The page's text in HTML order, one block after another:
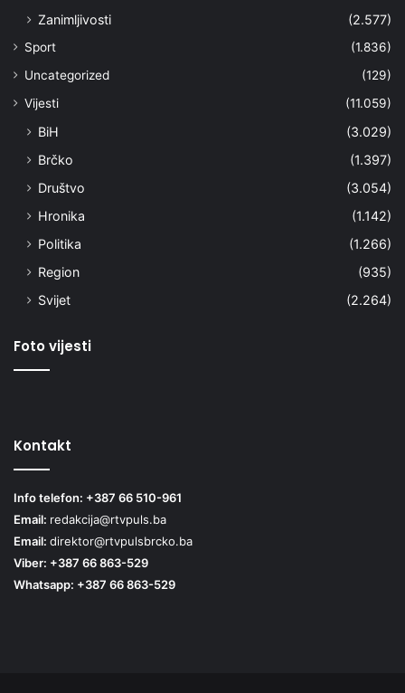
Zanimljivosti
(2.577)
Sport
(1.836)
Uncategorized
(129)
Vijesti
(11.059)
BiH
(3.029)
Brčko
(1.397)
Društvo
(3.054)
Hronika
(1.142)
Politika
(1.266)
Region
(935)
Svijet
(2.264)
Foto vijesti
Kontakt
Info telefon: +387 66 510-961
Email: redakcija@rtvpuls.ba
Email: direktor@rtvpulsbrcko.ba
Viber: +387 66 863-529
Whatsapp: +387 66 863-529